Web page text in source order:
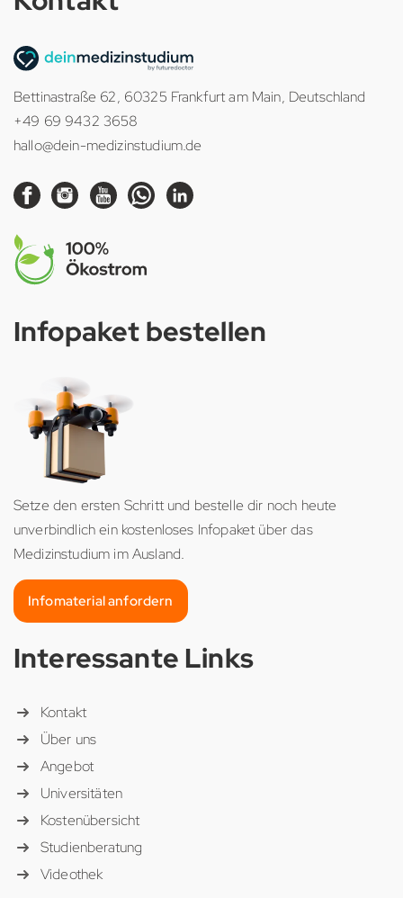
Bettinastraße 62, 60325 Frankfurt am Main, Deutschland
+49 69 9432 3658
hallo@dein-medizinstudium.de
Infopaket bestellen
Setze den ersten Schritt und bestelle dir noch heute
unverbindlich ein kostenloses Infopaket über das
Medizinstudium im Ausland.
Infomaterial anfordern
Interessante Links
Kontakt
Über uns
Angebot
Universitäten
Kostenübersicht
Studienberatung
Videothek